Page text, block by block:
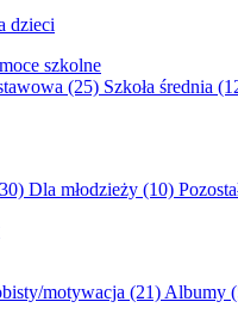
szkolne
(25) Szkoła średnia
Dla młodzieży (10)
motywacja (21) Albumy